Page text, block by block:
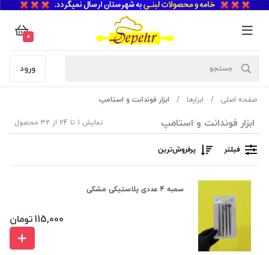
0
ورود
صفحه اصلی ابزارها ابزار فوندانت و استامپ
ابزار فوندانت و استامپ نمایش 1 تا 24 از 32 محصول
فیلتر پرفروش‌ترین‌
سمبه 4 عددی پلاستیکی مشکی
115,000تومان